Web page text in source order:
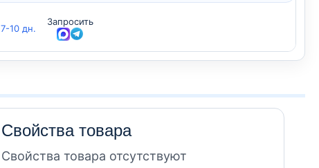
7-10 дн.
Запросить
Свойства товара
Свойства товара отсутствуют